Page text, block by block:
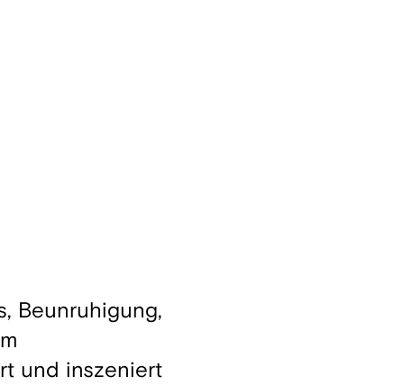
Beunruhigung,
und inszeniert